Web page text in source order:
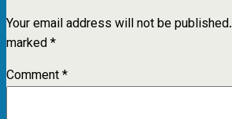
Your email address will not be published.
marked*
Comment*